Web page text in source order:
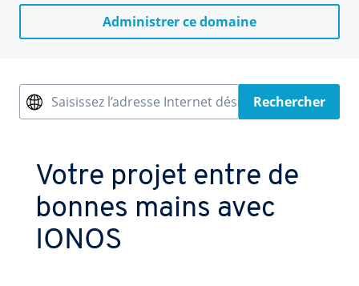
Administrer ce domaine
Saisissez l’adresse Internet désiréeRechercher
Votre projet entre de
bonnes mains avec
IONOS